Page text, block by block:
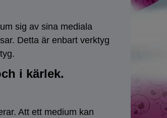
sig av sina mediala
Detta är enbart verktyg
i kärlek.
Att ett medium kan